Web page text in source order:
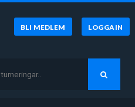
BLI MEDLEM LOGGA IN